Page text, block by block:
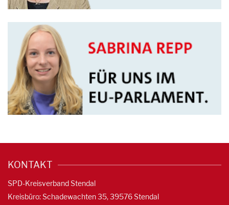
KONTAKT
SPD-Kreisverband Stendal
Kreisbüro: Schadewachten 35, 39576 Stendal